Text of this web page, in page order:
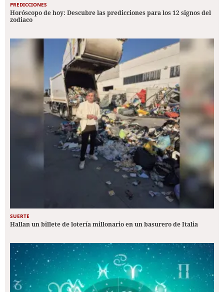
PREDICCIONES
Horóscopo de hoy: Descubre las predicciones para los 12 signos del
zodiaco
SUERTE
Hallan un billete de lotería millonario en un basurero de Italia